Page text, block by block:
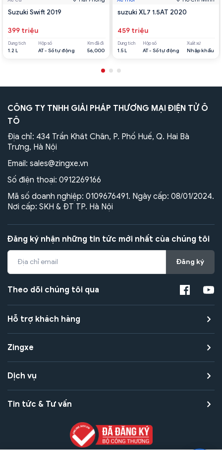
Suzuki Swift 2019
399 triệu
Dung tích
1.2 L
Hộp số
AT - Số tự động
Km đã đi
56,000
suzuki XL7 1.5AT 2020
459 triệu
Dung tích
1.5 L
Hộp số
AT - Số tự động
Xuất xứ
Nhập khẩu
CÔNG TY TNHH GIẢI PHÁP THƯƠNG MẠI ĐIỆN TỬ Ô
TÔ
Địa chỉ: 434 Trần Khát Chân, P. Phố Huế, Q. Hai Bà
Trưng, Hà Nội
Email: sales@zingxe.vn
Số điện thoại: 0912269166
Mã số doanh nghiệp: 0109676491. Ngày cấp: 08/01/2024.
Nơi cấp: SKH & ĐT TP. Hà Nội
Đăng ký nhận những tin tức mới nhất của chúng tôi
Đăng ký
Theo dõi chúng tôi qua
Hỗ trợ khách hàng
Zingxe
Dịch vụ
Tin tức & Tư vấn